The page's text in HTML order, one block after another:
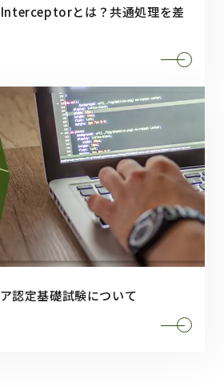
とは？共通処理を差
認定基礎試験について